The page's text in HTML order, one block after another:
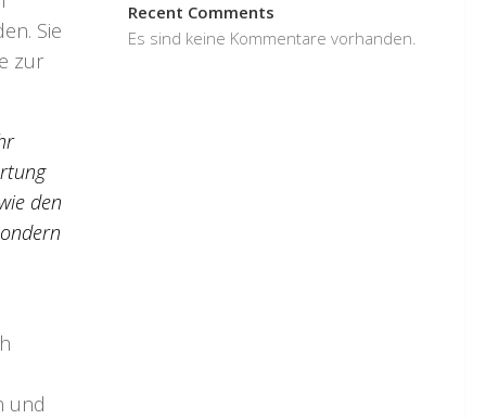
Sie
zur
den
und
Recent Comments
Es sind keine Kommentare vorhanden.